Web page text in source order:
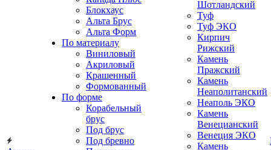
Блокхаус
Альта Брус
Альта Форм
По материалу
Виниловый
Акриловый
Крашенный
Формованный
По форме
Корабельный
брус
Под брус
Под бревно
Шотландский
Туф
Туф ЭКО
Кирпич
Рижский
Камень
Пражский
Камень
Неаполитанский
Неаполь ЭКО
Камень
Венецианский
Венеция ЭКО
Камень